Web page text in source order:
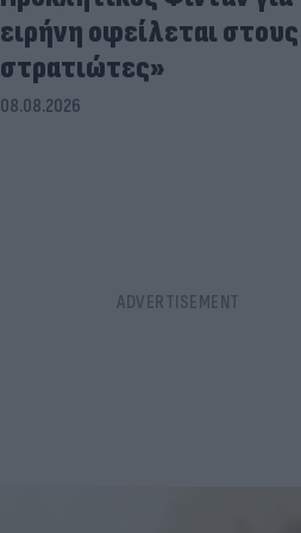
ειρήνη οφείλεται
στρατιώτες»
08.08.2026